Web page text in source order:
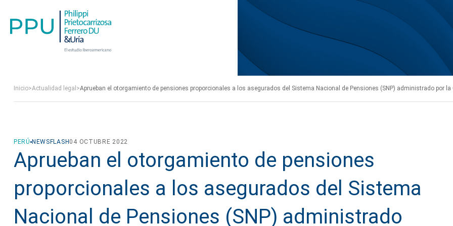
Inicio>Actualidad legal >Aprueban el otorgamiento de pensiones proporcionales a los asegurados del Sistema Nacional de Pensiones (SNP) administrado por la
PERÚ NEWSFLASH 04 OCTUBRE 2022
Aprueban el otorgamiento de pensiones
proporcionales a los asegurados del Sistema
Nacional de Pensiones (SNP) administrado